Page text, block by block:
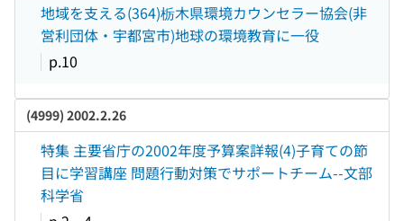
地域を支える(364)栃木県環境カウンセラー協会(非
営利団体・宇都宮市)地球の環境教育に一役
p.10
(4999) 2002.2.26
特集 主要省庁の2002年度予算案詳報(4)子育ての節
目に学習講座 問題行動対策でサポートチーム--文部
科学省